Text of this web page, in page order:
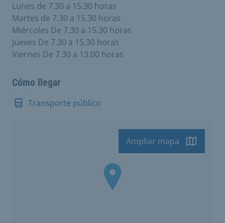
Lunes de 7.30 a 15.30 horas
Martes de 7.30 a 15.30 horas
Miércoles De 7.30 a 15.30 horas
Jueves De 7.30 a 15.30 horas
Viernes De 7.30 a 13.00 horas
Cómo llegar
Transporte público
Ampliar mapa